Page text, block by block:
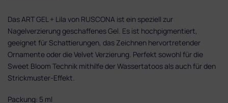
Das ART GEL + Lila von RUSCONA ist ein speziell zur
Nagelverzierung geschaffenes Gel. Es ist hochpigmentiert,
geeignet für Schattierungen, das Zeichnen hervortretender
Ornamente oder die Velvet Verzierung. Perfekt sowohl für die
Sweet Bloom Technik mithilfe der Wassertatoos als auch für den
Strickmuster-Effekt.
Packung: 5 ml